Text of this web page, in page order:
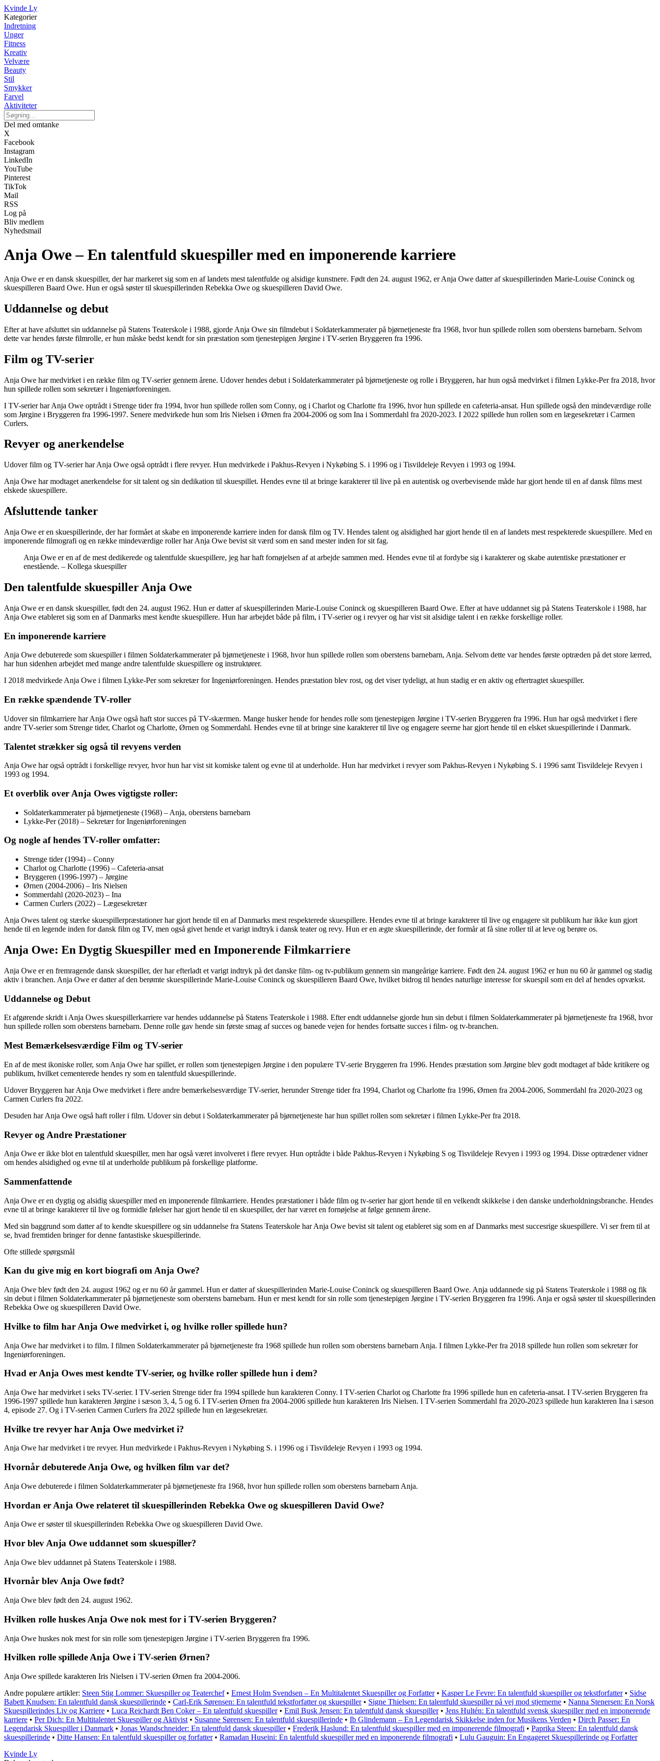
Kvinde Ly
Kategorier
Indretning
Unger
Fitness
Kreativ
Velvære
Beauty
Stil
Smykker
Farvel
Aktiviteter
Del med omtanke
X
Facebook
Instagram
LinkedIn
YouTube
Pinterest
TikTok
Mail
RSS
Log på
Bliv medlem
Nyhedsmail
Anja Owe – En talentfuld skuespiller med en imponerende karriere
Anja Owe er en dansk skuespiller, der har markeret sig som en af landets mest talentfulde og alsidige kunstnere. Født den 24. august 1962, er Anja Owe datter af skuespillerinden Marie-Louise Coninck og
skuespilleren Baard Owe. Hun er også søster til skuespillerinden Rebekka Owe og skuespilleren David Owe.
Uddannelse og debut
Efter at have afsluttet sin uddannelse på Statens Teaterskole i 1988, gjorde Anja Owe sin filmdebut i Soldaterkammerater på bjørnetjeneste fra 1968, hvor hun spillede rollen som oberstens barnebarn. Selvom
dette var hendes første filmrolle, er hun måske bedst kendt for sin præstation som tjenestepigen Jørgine i TV-serien Bryggeren fra 1996.
Film og TV-serier
Anja Owe har medvirket i en række film og TV-serier gennem årene. Udover hendes debut i Soldaterkammerater på bjørnetjeneste og rolle i Bryggeren, har hun også medvirket i filmen Lykke-Per fra 2018, hvor
hun spillede rollen som sekretær i Ingeniørforeningen.
I TV-serier har Anja Owe optrådt i Strenge tider fra 1994, hvor hun spillede rollen som Conny, og i Charlot og Charlotte fra 1996, hvor hun spillede en cafeteria-ansat. Hun spillede også den mindeværdige rolle
som Jørgine i Bryggeren fra 1996-1997. Senere medvirkede hun som Iris Nielsen i Ørnen fra 2004-2006 og som Ina i Sommerdahl fra 2020-2023. I 2022 spillede hun rollen som en lægesekretær i Carmen
Curlers.
Revyer og anerkendelse
Udover film og TV-serier har Anja Owe også optrådt i flere revyer. Hun medvirkede i Pakhus-Revyen i Nykøbing S. i 1996 og i Tisvildeleje Revyen i 1993 og 1994.
Anja Owe har modtaget anerkendelse for sit talent og sin dedikation til skuespillet. Hendes evne til at bringe karakterer til live på en autentisk og overbevisende måde har gjort hende til en af dansk films mest
elskede skuespillere.
Afsluttende tanker
Anja Owe er en skuespillerinde, der har formået at skabe en imponerende karriere inden for dansk film og TV. Hendes talent og alsidighed har gjort hende til en af landets mest respekterede skuespillere. Med en
imponerende filmografi og en række mindeværdige roller har Anja Owe bevist sit værd som en sand mester inden for sit fag.
Anja Owe er en af de mest dedikerede og talentfulde skuespillere, jeg har haft fornøjelsen af at arbejde sammen med. Hendes evne til at fordybe sig i karakterer og skabe autentiske præstationer er
enestående. – Kollega skuespiller
Den talentfulde skuespiller Anja Owe
Anja Owe er en dansk skuespiller, født den 24. august 1962. Hun er datter af skuespillerinden Marie-Louise Coninck og skuespilleren Baard Owe. Efter at have uddannet sig på Statens Teaterskole i 1988, har
Anja Owe etableret sig som en af Danmarks mest kendte skuespillere. Hun har arbejdet både på film, i TV-serier og i revyer og har vist sit alsidige talent i en række forskellige roller.
En imponerende karriere
Anja Owe debuterede som skuespiller i filmen Soldaterkammerater på bjørnetjeneste i 1968, hvor hun spillede rollen som oberstens barnebarn, Anja. Selvom dette var hendes første optræden på det store lærred,
har hun sidenhen arbejdet med mange andre talentfulde skuespillere og instruktører.
I 2018 medvirkede Anja Owe i filmen Lykke-Per som sekretær for Ingeniørforeningen. Hendes præstation blev rost, og det viser tydeligt, at hun stadig er en aktiv og eftertragtet skuespiller.
En række spændende TV-roller
Udover sin filmkarriere har Anja Owe også haft stor succes på TV-skærmen. Mange husker hende for hendes rolle som tjenestepigen Jørgine i TV-serien Bryggeren fra 1996. Hun har også medvirket i flere
andre TV-serier som Strenge tider, Charlot og Charlotte, Ørnen og Sommerdahl. Hendes evne til at bringe sine karakterer til live og engagere seerne har gjort hende til en elsket skuespillerinde i Danmark.
Talentet strækker sig også til revyens verden
Anja Owe har også optrådt i forskellige revyer, hvor hun har vist sit komiske talent og evne til at underholde. Hun har medvirket i revyer som Pakhus-Revyen i Nykøbing S. i 1996 samt Tisvildeleje Revyen i
1993 og 1994.
Et overblik over Anja Owes vigtigste roller:
Soldaterkammerater på bjørnetjeneste (1968) – Anja, oberstens barnebarn
Lykke-Per (2018) – Sekretær for Ingeniørforeningen
Og nogle af hendes TV-roller omfatter:
Strenge tider (1994) – Conny
Charlot og Charlotte (1996) – Cafeteria-ansat
Bryggeren (1996-1997) – Jørgine
Ørnen (2004-2006) – Iris Nielsen
Sommerdahl (2020-2023) – Ina
Carmen Curlers (2022) – Lægesekretær
Anja Owes talent og stærke skuespillerpræstationer har gjort hende til en af Danmarks mest respekterede skuespillere. Hendes evne til at bringe karakterer til live og engagere sit publikum har ikke kun gjort
hende til en legende inden for dansk film og TV, men også givet hende et varigt indtryk i dansk teater og revy. Hun er en ægte skuespillerinde, der formår at få sine roller til at leve og berøre os.
Anja Owe: En Dygtig Skuespiller med en Imponerende Filmkarriere
Anja Owe er en fremragende dansk skuespiller, der har efterladt et varigt indtryk på det danske film- og tv-publikum gennem sin mangeårige karriere. Født den 24. august 1962 er hun nu 60 år gammel og stadig
aktiv i branchen. Anja Owe er datter af den berømte skuespillerinde Marie-Louise Coninck og skuespilleren Baard Owe, hvilket bidrog til hendes naturlige interesse for skuespil som en del af hendes opvækst.
Uddannelse og Debut
Et afgørende skridt i Anja Owes skuespillerkarriere var hendes uddannelse på Statens Teaterskole i 1988. Efter endt uddannelse gjorde hun sin debut i filmen Soldaterkammerater på bjørnetjeneste fra 1968, hvor
hun spillede rollen som oberstens barnebarn. Denne rolle gav hende sin første smag af succes og banede vejen for hendes fortsatte succes i film- og tv-branchen.
Mest Bemærkelsesværdige Film og TV-serier
En af de mest ikoniske roller, som Anja Owe har spillet, er rollen som tjenestepigen Jørgine i den populære TV-serie Bryggeren fra 1996. Hendes præstation som Jørgine blev godt modtaget af både kritikere og
publikum, hvilket cementerede hendes ry som en talentfuld skuespillerinde.
Udover Bryggeren har Anja Owe medvirket i flere andre bemærkelsesværdige TV-serier, herunder Strenge tider fra 1994, Charlot og Charlotte fra 1996, Ørnen fra 2004-2006, Sommerdahl fra 2020-2023 og
Carmen Curlers fra 2022.
Desuden har Anja Owe også haft roller i film. Udover sin debut i Soldaterkammerater på bjørnetjeneste har hun spillet rollen som sekretær i filmen Lykke-Per fra 2018.
Revyer og Andre Præstationer
Anja Owe er ikke blot en talentfuld skuespiller, men har også været involveret i flere revyer. Hun optrådte i både Pakhus-Revyen i Nykøbing S og Tisvildeleje Revyen i 1993 og 1994. Disse optrædener vidner
om hendes alsidighed og evne til at underholde publikum på forskellige platforme.
Sammenfattende
Anja Owe er en dygtig og alsidig skuespiller med en imponerende filmkarriere. Hendes præstationer i både film og tv-serier har gjort hende til en velkendt skikkelse i den danske underholdningsbranche. Hendes
evne til at bringe karakterer til live og formidle følelser har gjort hende til en skuespiller, der har været en fornøjelse at følge gennem årene.
Med sin baggrund som datter af to kendte skuespillere og sin uddannelse fra Statens Teaterskole har Anja Owe bevist sit talent og etableret sig som en af Danmarks mest succesrige skuespillere. Vi ser frem til at
se, hvad fremtiden bringer for denne fantastiske skuespillerinde.
Ofte stillede spørgsmål
Kan du give mig en kort biografi om Anja Owe?
Anja Owe blev født den 24. august 1962 og er nu 60 år gammel. Hun er datter af skuespillerinden Marie-Louise Coninck og skuespilleren Baard Owe. Anja uddannede sig på Statens Teaterskole i 1988 og fik
sin debut i filmen Soldaterkammerater på bjørnetjeneste som oberstens barnebarn. Hun er mest kendt for sin rolle som tjenestepigen Jørgine i TV-serien Bryggeren fra 1996. Anja er også søster til skuespillerinden
Rebekka Owe og skuespilleren David Owe.
Hvilke to film har Anja Owe medvirket i, og hvilke roller spillede hun?
Anja Owe har medvirket i to film. I filmen Soldaterkammerater på bjørnetjeneste fra 1968 spillede hun rollen som oberstens barnebarn Anja. I filmen Lykke-Per fra 2018 spillede hun rollen som sekretær for
Ingeniørforeningen.
Hvad er Anja Owes mest kendte TV-serier, og hvilke roller spillede hun i dem?
Anja Owe har medvirket i seks TV-serier. I TV-serien Strenge tider fra 1994 spillede hun karakteren Conny. I TV-serien Charlot og Charlotte fra 1996 spillede hun en cafeteria-ansat. I TV-serien Bryggeren fra
1996-1997 spillede hun karakteren Jørgine i sæson 3, 4, 5 og 6. I TV-serien Ørnen fra 2004-2006 spillede hun karakteren Iris Nielsen. I TV-serien Sommerdahl fra 2020-2023 spillede hun karakteren Ina i sæson
4, episode 27. Og i TV-serien Carmen Curlers fra 2022 spillede hun en lægesekretær.
Hvilke tre revyer har Anja Owe medvirket i?
Anja Owe har medvirket i tre revyer. Hun medvirkede i Pakhus-Revyen i Nykøbing S. i 1996 og i Tisvildeleje Revyen i 1993 og 1994.
Hvornår debuterede Anja Owe, og hvilken film var det?
Anja Owe debuterede i filmen Soldaterkammerater på bjørnetjeneste fra 1968, hvor hun spillede rollen som oberstens barnebarn Anja.
Hvordan er Anja Owe relateret til skuespillerinden Rebekka Owe og skuespilleren David Owe?
Anja Owe er søster til skuespillerinden Rebekka Owe og skuespilleren David Owe.
Hvor blev Anja Owe uddannet som skuespiller?
Anja Owe blev uddannet på Statens Teaterskole i 1988.
Hvornår blev Anja Owe født?
Anja Owe blev født den 24. august 1962.
Hvilken rolle huskes Anja Owe nok mest for i TV-serien Bryggeren?
Anja Owe huskes nok mest for sin rolle som tjenestepigen Jørgine i TV-serien Bryggeren fra 1996.
Hvilken rolle spillede Anja Owe i TV-serien Ørnen?
Anja Owe spillede karakteren Iris Nielsen i TV-serien Ørnen fra 2004-2006.
Andre populære artikler: Steen Stig Lommer: Skuespiller og Teaterchef• Ernest Holm Svendsen – En Multitalentet Skuespiller og Forfatter• Kasper Le Fevre: En talentfuld skuespiller og tekstforfatter• Sidse
Babett Knudsen: En talentfuld dansk skuespillerinde • Carl-Erik Sørensen: En talentfuld tekstforfatter og skuespiller• Signe Thielsen: En talentfuld skuespiller på vej mod stjernerne • Nanna Stenersen: En Norsk
Skuespillerindes Liv og Karriere • Luca Reichardt Ben Coker – En talentfuld skuespiller• Emil Busk Jensen: En talentfuld dansk skuespiller• Jens Hultén: En talentfuld svensk skuespiller med en imponerende
karriere • Per Dich: En Multitalentet Skuespiller og Aktivist • Susanne Sørensen: En talentfuld skuespillerinde • Ib Glindemann – En Legendarisk Skikkelse inden for Musikens Verden • Dirch Passer: En
Legendarisk Skuespiller i Danmark • Jonas Wandschneider: En talentfuld dansk skuespiller• Frederik Haslund: En talentfuld skuespiller med en imponerende filmografi • Paprika Steen: En talentfuld dansk
skuespillerinde • Ditte Hansen: En talentfuld skuespiller og forfatter• Ramadan Huseini: En talentfuld skuespiller med en imponerende filmografi • Lulu Gauguin: En Engageret Skuespillerinde og Forfatter
Kvinde Ly